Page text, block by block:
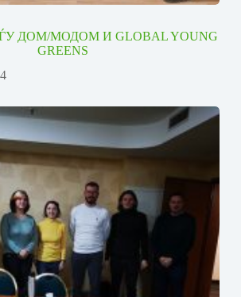
ДОМ/МОДОМ И GLOBAL YOUNG
GREENS